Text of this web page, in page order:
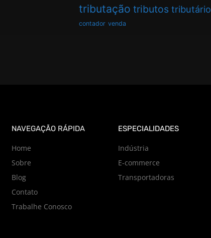
tributação tributos tributário
contador venda
NAVEGAÇÃO RÁPIDA
Home
Sobre
Blog
Contato
Trabalhe Conosco
ESPECIALIDADES
Indústria
E-commerce
Transportadoras